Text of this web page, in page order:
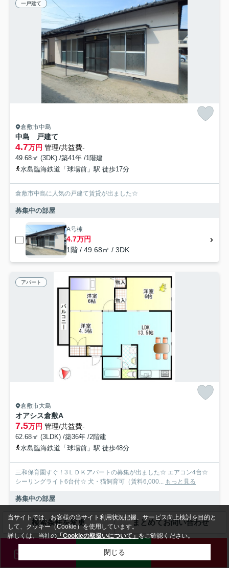
一戸建て
倉敷市中島
中島 戸建て
4.7万円 管理/共益費-
49.68㎡ (3DK) /築41年 /1階建
水島臨海鉄道「球場前」駅 徒歩17分
倉敷市中島に人気の戸建て賃貸が出ました☆
募集中の部屋
A号棟
4.7万円
1階 / 49.68㎡ / 3DK
アパート
倉敷市大島
オアシス倉敷A
7.5万円 管理/共益費-
62.68㎡ (3LDK) /築36年 /2階建
水島臨海鉄道「球場前」駅 徒歩48分
三和保育園すぐ！3ＬＤＫアパートの募集が出ました☆ エアコン4台☆
シーリングライト6台付☆ 犬・猫飼育可（賃料6,000... もっと見る
募集中の部屋
201
7.5万円
2階 / 62.68㎡ / 3LDK
検索条件を変更 まとめてお問い合わせ
LINE
当サイトでは、お客様の当サイト利用状況把握、サービス向上検討を目的と
して、クッキー（Cookie）を使用しています。
詳しくは、当社の 「Cookieの取扱いについて」 をご確認ください。
閉じる